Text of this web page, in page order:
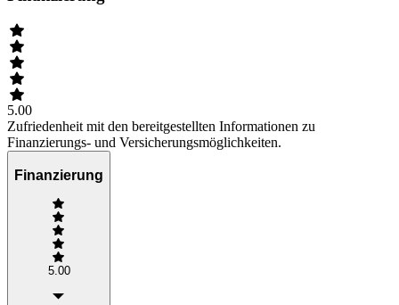
5.00
Zufriedenheit mit den bereitgestellten Informationen zu
Finanzierungs- und Versicherungsmöglichkeiten.
Finanzierung
5.00